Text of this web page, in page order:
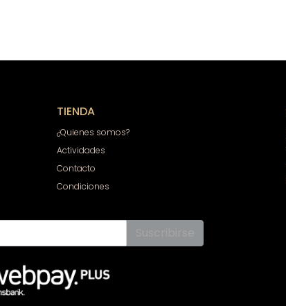
TIENDA
¿Quienes somos?
Actividades
Contacto
Condiciones